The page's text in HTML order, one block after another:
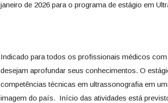
janeiro de 2026 para o programa de estágio em
Indicado para todos os profissionais médicos
desejam aprofundar seus conhecimentos. O
competências técnicas em ultrassonografia em
imagem do país. Início das atividades está